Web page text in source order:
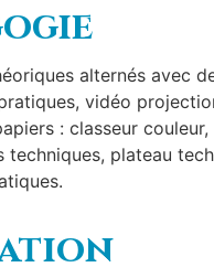
alternés avec
vidéo
: classeur couleur,
techniques, plateau